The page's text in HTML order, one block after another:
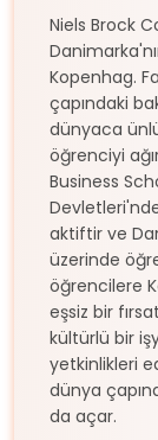
Niels Brock
Kopenhag.
çapındaki
dünyaca
öğrenciyi
Business
aktiftir ve
üzerinde
öğrencilere
eşsiz bir
kültürlü bir
yetkinlikleri
dünya
da açar.